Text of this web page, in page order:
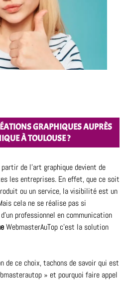
GRAPHIQUES AUPRÈS
À TOULOUSE ?
de l’art graphique devient de
les entreprises. En effet, que ce soit
ou un service, la visibilité est un
cela ne se réalise pas si
professionnel en communication
WebmasterAuTop c’est la solution
de ce choix, tachons de savoir qui est
» et pourquoi faire appel